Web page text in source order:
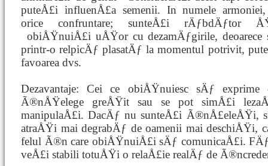
puteÅ£i influenÅ£a semenii. In numele
orice confruntare; sunteÅ£i rÄƒbdÄƒtor
obiÅŸnuiÅ£i uÅŸor cu dezamÄƒgirile,
printr-o relpicÄƒ plasatÄƒ la momentul potrivit,
favoarea dvs.
Dezavantaje: Cei ce obiÅŸnuiesc sÄƒ
Ã®nÅŸelege greÅŸit sau se pot simÅ£i
manipulaÅ£i. DacÄƒ nu sunteÅ£i Ã®nÅ£eleÅŸi,
atraÅŸi mai degrabÄƒ de oamenii mai deschiÅŸi,
felul Ã®n care obiÅŸnuiÅ£i sÄƒ comunicaÅ£i.
veÅ£i stabili totuÅŸi o relaÅ£ie realÄƒ de